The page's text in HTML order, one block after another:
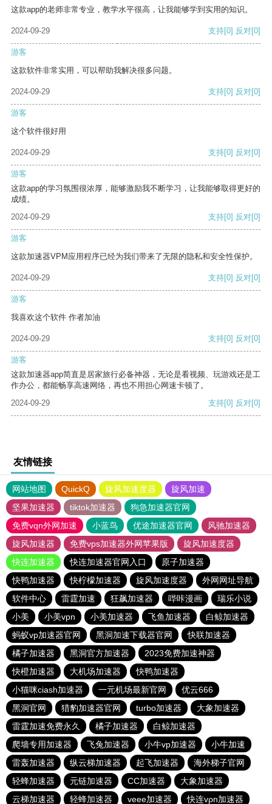
这款app的老师非常专业，教学水平很高，让我能够学到实用的知识。
2024-09-29 支持[0] 反对[0]
游客
这款软件非常实用，可以帮助我解决很多问题。
2024-09-29 支持[0] 反对[0]
游客
这个软件很好用
2024-09-29 支持[0] 反对[0]
游客
这款app的学习氛围很浓厚，能够激励我不断学习，让我能够取得更好的
成绩。
2024-09-29
支持[0] 反对[0]
游客
这款加速器VPM应用程序已经为我们带来了无限的隐私和安全性保护。
2024-09-29 支持[0] 反对[0]
游客
我喜欢这个软件 作者加油
2024-09-29 支持[0] 反对[0]
游客
这款加速器app简直是居家旅行必备神器，无论是看视频、玩游戏还是工
作办公，都能畅享高速网络，再也不用担心网速卡顿了。
2024-09-29
支持[0] 反对[0]
友情链接
网站地图 QuickQ 旋风加速度器
旋风加速
坚果加速器
tiktok加速器
狗急加速器官网
免费vqn外网加速
小蓝鸟 优途加速器官网
风驰加速器
旋风加速器
免费vps加速器外网苹果版
旋风加速度器
快连加速器
快连加速器官网入口
原子加速器
快鸭加速器
快柠檬加速器 旋风加速度器
外网网址导航
软件中心
雷霆加速 狂飙加速器 哔咔漫画
瑞乐小说
小美
小美vpn 小美加速器 飞鱼加速器
白鲸加速器
蚂蚁vp加速器官网
黑洞加速下载器官网
快联加速器
橘子加速器
黑洞官方加速器
2023免费加速神器
快橙加速器
大机场加速器
快鸭加速器
小猫咪ciash加速器
一元机场最新官网
优云666
黑洞官网
猎豹加速器官网 turbo加速器
大象加速器
雷霆加速免费永久
橘子加速器
白鲸加速器
爬墙专用加速器
飞兔加速器 小牛vp加速器
小牛加速
雷轰加速器
纵云梯加速器 起飞加速器
海外梯子官网
轻蜂加速器
元链加速器 CC加速器
大象加速器
云梯加速器
轻蜂加速器 veee加速器 快连vρn加速器